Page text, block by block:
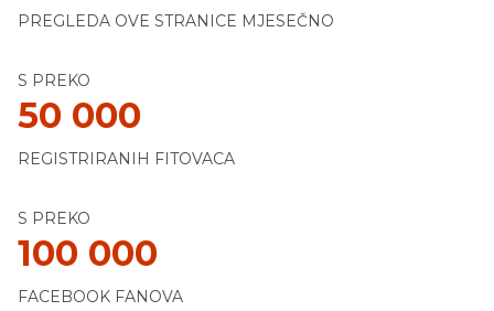
PREGLEDA OVE STRANICE MJESEČNO
S PREKO
50 000
REGISTRIRANIH FITOVACA
S PREKO
100 000
FACEBOOK FANOVA